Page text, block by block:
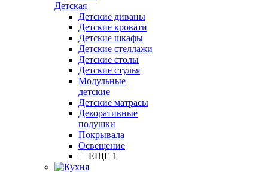
Детская
Детские диваны
Детские кровати
Детские шкафы
Детские стеллажи
Детские столы
Детские стулья
Модульные
детские
Детские матрасы
Декоративные
подушки
Покрывала
Освещение
+ ЕЩЕ 1